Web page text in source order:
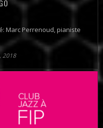
Marc Perrenoud, pianiste
2018